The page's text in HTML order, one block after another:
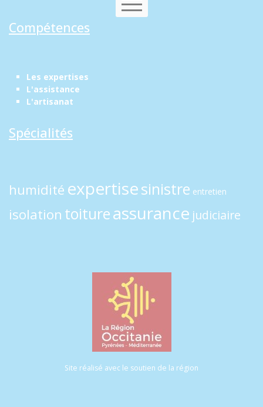
Compétences
Les expertises
L'assistance
L'artisanat
Spécialités
humidité expertisesinistre entretien
isolation toitureassurance judiciaire
Site réalisé avec le soutien de la région